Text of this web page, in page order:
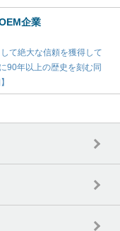
企業
て絶大な信頼を獲得して
90年以上の歴史を刻む同